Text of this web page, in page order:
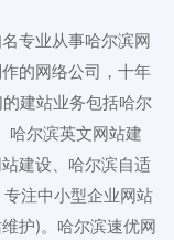
专业从事哈尔滨网
的网络公司，十年
建站业务包括哈尔
哈尔滨英文网站建
建设、哈尔滨自适
注中小型企业网站
护)。哈尔滨速优网